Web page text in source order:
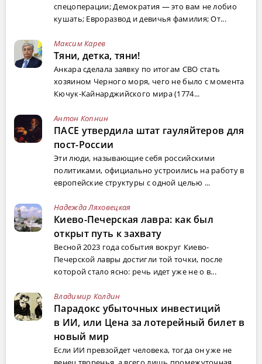
спецоперации; Демократия — это вам не лобио
кушать; Евроразвод и девичья фамилия; От...
Максим Карев
Тяни, детка, тяни!
Анкара сделала заявку по итогам СВО стать
хозяином Черного моря, чего не было с момента
Кючук-Кайнарджийского мира (1774...
Антон Копнин
ПАСЕ утвердила штат гауляйтеров для
пост-России
Эти люди, называющие себя российскими
политиками, официально устроились на работу в
европейские структуры с одной целью ...
Надежда Ляховецкая
Киево-Печерская лавра: как был
открыт путь к захвату
Весной 2023 года события вокруг Киево-
Печерской лавры достигли той точки, после
которой стало ясно: речь идет уже не о в...
Владимир Колдин
Парадокс убыточных инвестиций
в ИИ, или Цена за лотерейный билет в
новый мир
Если ИИ превзойдет человека, тогда он уже не